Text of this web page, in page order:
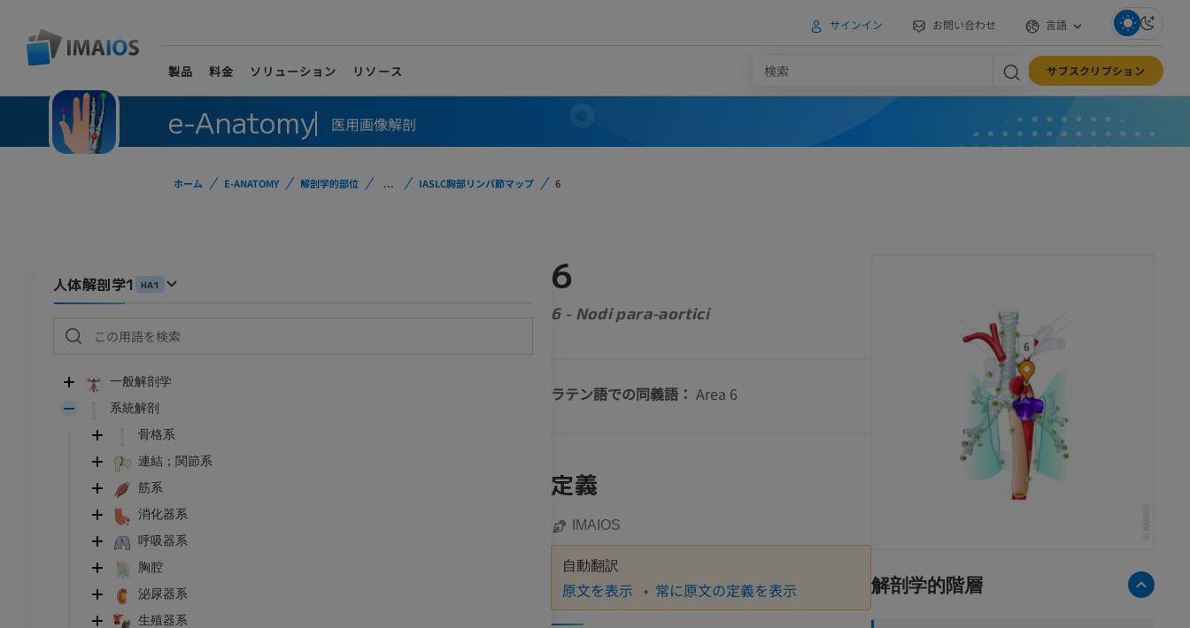
サインイン お問い合わせ 言語
製品 料金 ソリューション リソース サブスクリプション
e-Anatomy 医用画像解剖
ホーム E-ANATOMY 解剖学的部位 ... IASLC胸部リンパ節マップ 6
人体解剖学1 HA1
一般解剖学
系統解剖
骨格系
連結；関節系
筋系
消化器系
呼吸器系
胸腔
泌尿器系
生殖器系
6
6 - Nodi para-aortici
ラテン語での同義語： Area 6
定義
IMAIOS
自動翻訳
原文を表示 常に原文の定義を表示 解剖学的階層